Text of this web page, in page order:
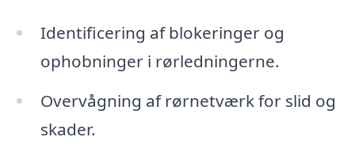
Identificering af blokeringer og
ophobninger i rørledningerne.
Overvågning af rørnetværk for slid og
skader.